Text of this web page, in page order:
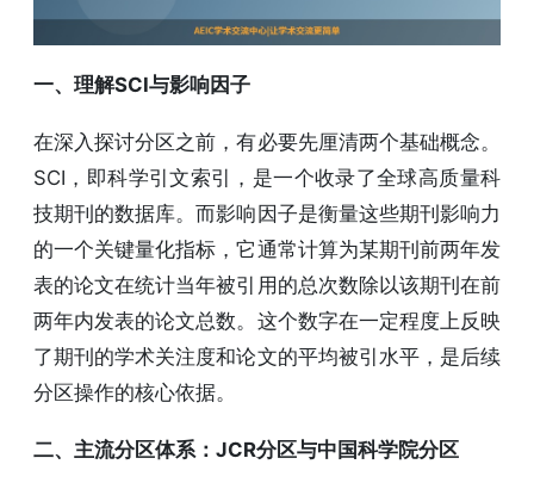
一、理解SCI与影响因子
在深入探讨分区之前，有必要先厘清两个基础概念。
SCI，即科学引文索引，是一个收录了全球高质量科
技期刊的数据库。而影响因子是衡量这些期刊影响力
的一个关键量化指标，它通常计算为某期刊前两年发
表的论文在统计当年被引用的总次数除以该期刊在前
两年内发表的论文总数。这个数字在一定程度上反映
了期刊的学术关注度和论文的平均被引水平，是后续
分区操作的核心依据。
二、主流分区体系：JCR分区与中国科学院分区